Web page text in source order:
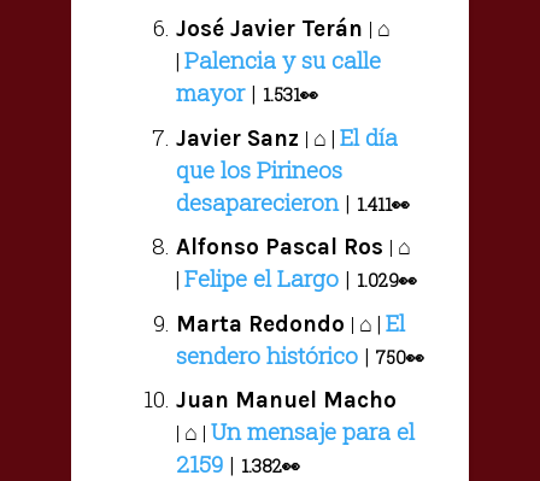
José Javier Terán | ⌂
| Palencia y su calle
mayor| 1.531👀
Javier Sanz | ⌂ | El día
que los Pirineos
desaparecieron| 1.411👀
Alfonso Pascal Ros | ⌂
| Felipe el Largo | 1.029👀
Marta Redondo | ⌂ | El
sendero histórico | 750👀
Juan Manuel Macho
| ⌂ | Un mensaje para el
2159 | 1.382👀